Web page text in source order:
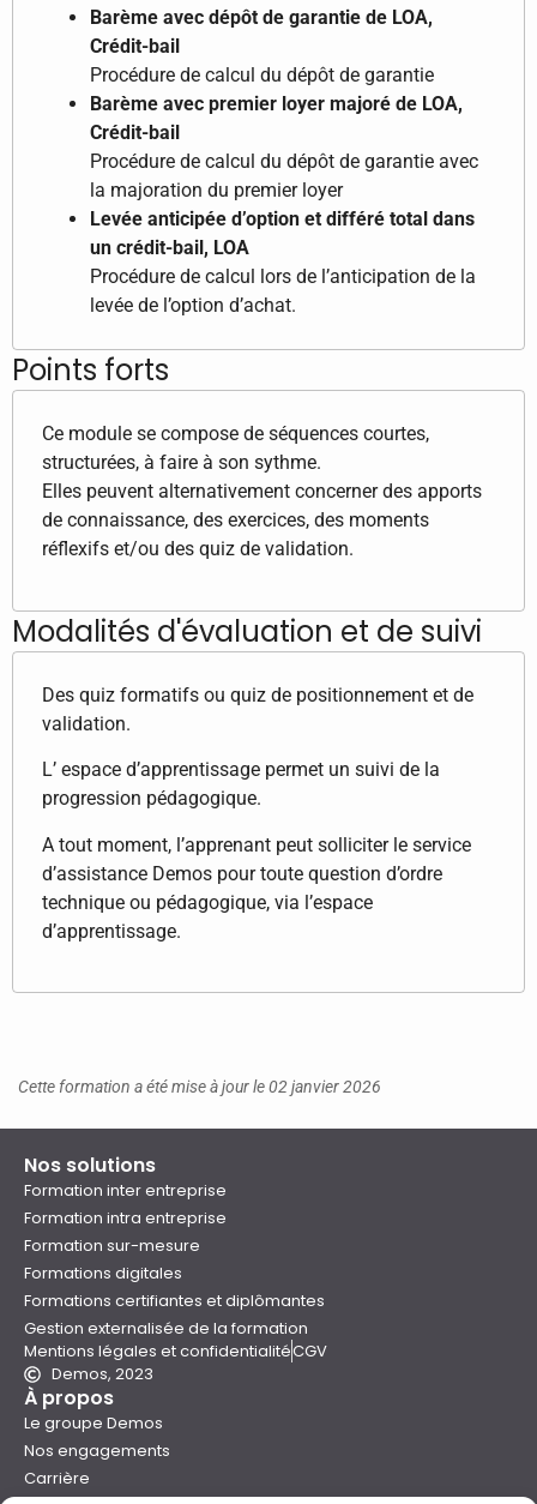
Barème avec dépôt de garantie de LOA,
Crédit-bail
Procédure de calcul du dépôt de garantie
Barème avec premier loyer majoré de LOA,
Crédit-bail
Procédure de calcul du dépôt de garantie avec
la majoration du premier loyer
Levée anticipée d’option et différé total dans
un crédit-bail, LOA
Procédure de calcul lors de l’anticipation de la
levée de l’option d’achat.
Points forts
Ce module se compose de séquences courtes,
structurées, à faire à son sythme.
Elles peuvent alternativement concerner des apports
de connaissance, des exercices, des moments
réflexifs et/ou des quiz de validation.
Modalités d'évaluation et de suivi
Des quiz formatifs ou quiz de positionnement et de
validation.
L’ espace d’apprentissage permet un suivi de la
progression pédagogique.
A tout moment, l’apprenant peut solliciter le service
d’assistance Demos pour toute question d’ordre
technique ou pédagogique, via l’espace
d’apprentissage.
Cette formation a été mise à jour le 02 janvier 2026
Nos solutions
Formation inter entreprise
Formation intra entreprise
Formation sur-mesure
Formations digitales
Formations certifiantes et diplômantes
Gestion externalisée de la formation
Mentions légales et confidentialitéCGV
Demos, 2023
À propos
Le groupe Demos
Nos engagements
Carrière